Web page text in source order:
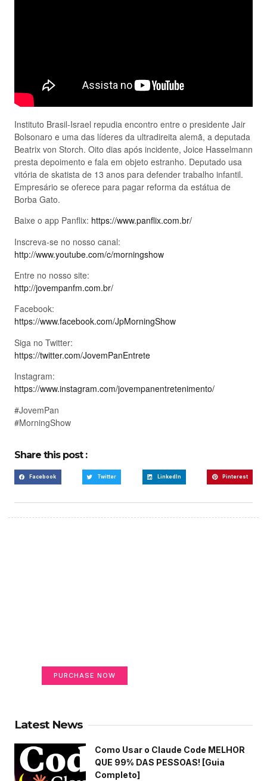
Instituto Brasil-Israel repudia encontro entre o presidente Jair
Bolsonaro e uma das líderes da ultradireita alemã, a deputada
Beatrix von Storch. Oito dias após incidente, Joice Hasselmann
presta depoimento e fala em objeto estranho. Deputado usa
vitória de skatista de 13 anos para defender trabalho infantil.
Empresário se oferece para pagar reforma da estátua de
Borba Gato.
Baixe o app Panflix: https://www.panflix.com.br/
Inscreva-se no nosso canal:
http://www.youtube.com/c/morningshow
Entre no nosso site:
http://jovempanfm.com.br/
Facebook:
https://www.facebook.com/JpMorningShow
Siga no Twitter:
https://twitter.com/JovemPanEntrete
Instagram:
https://www.instagram.com/jovempanentretenimento/
#JovemPan
#MorningShow
Share this post :
Facebook Twitter LinkedIn Pinterest
PURCHASE NOW
Latest News
Como Usar o Claude Code MELHOR
QUE 99% DAS PESSOAS! [Guia
Completo]